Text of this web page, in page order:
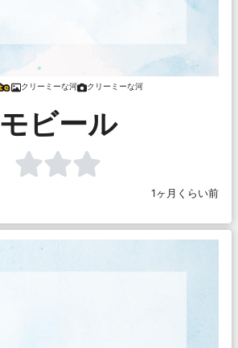
クリーミーな河 クリーミーな河
モビール
1ヶ月くらい前